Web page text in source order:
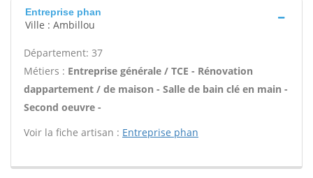
Entreprise phan
Ville : Ambillou
Département: 37
Métiers : Entreprise générale / TCE - Rénovation
dappartement / de maison - Salle de bain clé en main -
Second oeuvre -
Voir la fiche artisan : Entreprise phan